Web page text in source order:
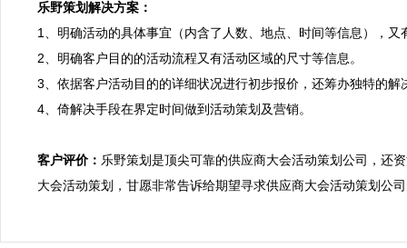
乐野策划解决方案：
1、明确活动的具体事宜（内含了人数、地点、时间等信息），又
2、明确客户目的的活动流程又有活动区域的尺寸等信息。
3、依据客户活动目的的详细状况进行初步报价，还筹办独特的解
4、倚解决手段在界定时间做到活动策划及营销。
客户评价： 乐野策划是顶尖可靠的供应商大会活动策划公司，还
大会活动策划，甘愿非常告诉给期望寻求供应商大会活动策划公